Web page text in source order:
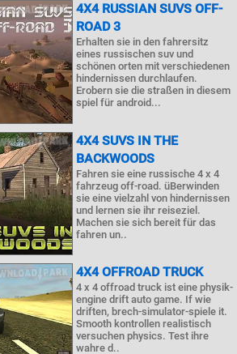
4X4 RUSSIAN SUVS OFF-
ROAD 3
Erhalten sie in den fahrersitz
eines russischen suv und
schönen orten mit verschiedenen
hindernissen durchlaufen.
Erobern sie die straßen in diesem
spiel für android...
4X4 SUVS IN THE
BACKWOODS
Fahren sie eine russische 4 x 4
fahrzeug off-road. üBerwinden
sie eine vielzahl von hindernissen
und lernen sie ihr reiseziel.
Machen sie sich bereit für das
fahren un..
4X4 OFFROAD TRUCK
4 x 4 offroad truck ist eine physik-
engine drift auto game. If wie
driften, brech-simulator-spiele it.
Smooth kontrollen realistisch
versuchen physics. Test ihre
wahre d..